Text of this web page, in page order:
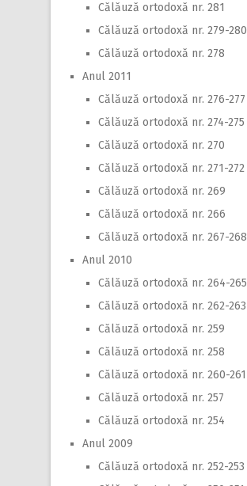
Călăuză ortodoxă nr. 281
Călăuză ortodoxă nr. 279-280
Călăuză ortodoxă nr. 278
Anul 2011
Călăuză ortodoxă nr. 276-277
Călăuză ortodoxă nr. 274-275
Călăuză ortodoxă nr. 270
Călăuză ortodoxă nr. 271-272
Călăuză ortodoxă nr. 269
Călăuză ortodoxă nr. 266
Călăuză ortodoxă nr. 267-268
Anul 2010
Călăuză ortodoxă nr. 264-265
Călăuză ortodoxă nr. 262-263
Călăuză ortodoxă nr. 259
Călăuză ortodoxă nr. 258
Călăuză ortodoxă nr. 260-261
Călăuză ortodoxă nr. 257
Călăuză ortodoxă nr. 254
Anul 2009
Călăuză ortodoxă nr. 252-253